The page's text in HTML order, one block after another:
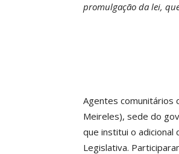
promulgação da lei,
Agentes comunitários
Meireles), sede do
que institui o adicional
Legislativa.